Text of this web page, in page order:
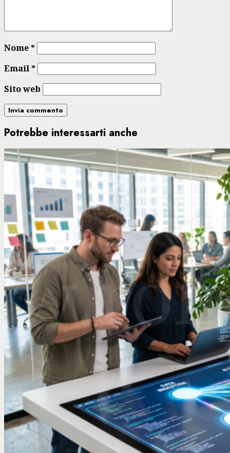
Nome*
Email*
Sito web
Potrebbe interessarti anche